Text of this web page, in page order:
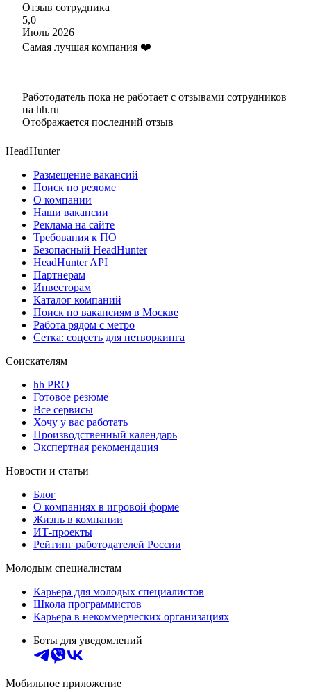
Отзыв сотрудника
5,0
Июль 2026
Самая лучшая компания ❤️
Работодатель пока не работает с отзывами сотрудников
на hh.ru
Отображается последний отзыв
HeadHunter
Размещение вакансий
Поиск по резюме
О компании
Наши вакансии
Реклама на сайте
Требования к ПО
Безопасный HeadHunter
HeadHunter API
Партнерам
Инвесторам
Каталог компаний
Поиск по вакансиям в Москве
Работа рядом с метро
Сетка: соцсеть для нетворкинга
Соискателям
hh PRO
Готовое резюме
Все сервисы
Хочу у вас работать
Производственный календарь
Экспертная рекомендация
Новости и статьи
Блог
О компаниях в игровой форме
Жизнь в компании
ИТ-проекты
Рейтинг работодателей России
Молодым специалистам
Карьера для молодых специалистов
Школа программистов
Карьера в некоммерческих организациях
Боты для уведомлений
Мобильное приложение